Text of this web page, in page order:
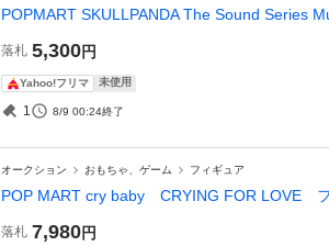
POPMART SKULLPANDA The Sound Series
落札 5,300円
Yahoo!フリマ 未使用
1 8/9 00:24終了
オークション おもちゃ、ゲーム フィギュア
POP MART cry baby CRYING FOR LOVE
落札 7,980円